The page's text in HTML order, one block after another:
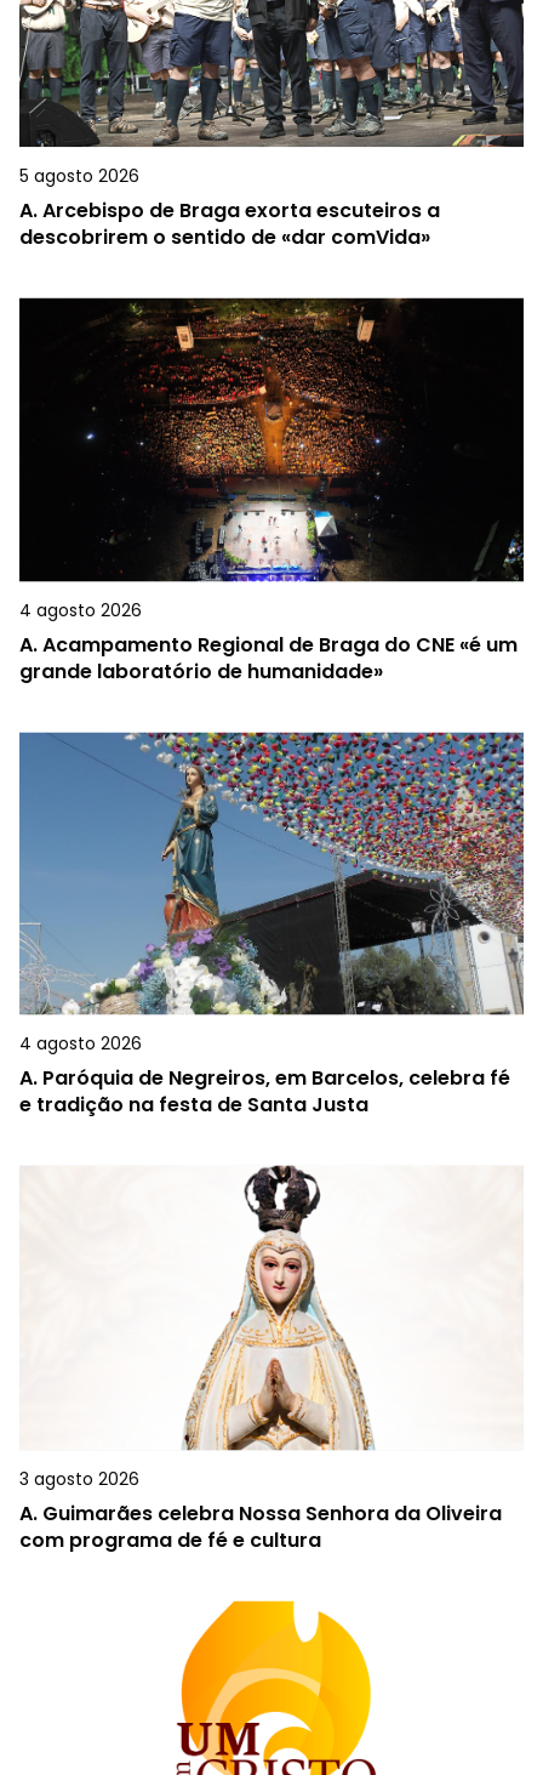
5 agosto 2026
A.Arcebispo de Braga exorta escuteiros a
descobrirem o sentido de «dar comVida»
4 agosto 2026
A.Acampamento Regional de Braga do CNE «é um
grande laboratório de humanidade»
4 agosto 2026
A. Paróquia de Negreiros, em Barcelos, celebra fé
e tradição na festa de Santa Justa
3 agosto 2026
A. Guimarães celebra Nossa Senhora da Oliveira
com programa de fé e cultura